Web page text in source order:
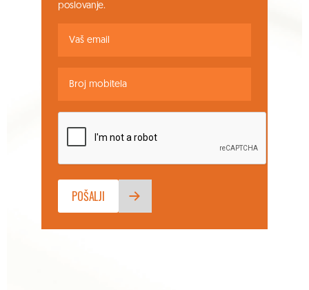
poslovanje.